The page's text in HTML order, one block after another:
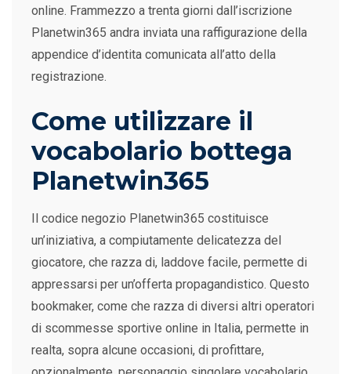
online. Frammezzo a trenta giorni dall’iscrizione
Planetwin365 andra inviata una raffigurazione della
appendice d’identita comunicata all’atto della
registrazione.
Come utilizzare il
vocabolario bottega
Planetwin365
Il codice negozio Planetwin365 costituisce
un’iniziativa, a compiutamente delicatezza del
giocatore, che razza di, laddove facile, permette di
appressarsi per un’offerta propagandistico. Questo
bookmaker, come che razza di diversi altri operatori
di scommesse sportive online in Italia, permette in
realta, sopra alcune occasioni, di profittare,